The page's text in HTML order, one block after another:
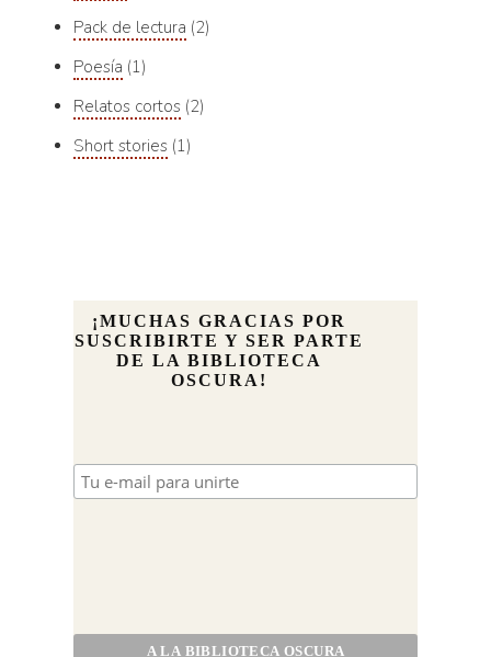
Pack de lectura 2
Poesía 1
Relatos cortos 2
Short stories 1
¡MUCHAS GRACIAS POR
SUSCRIBIRTE Y SER PARTE
DE LA BIBLIOTECA
OSCURA!